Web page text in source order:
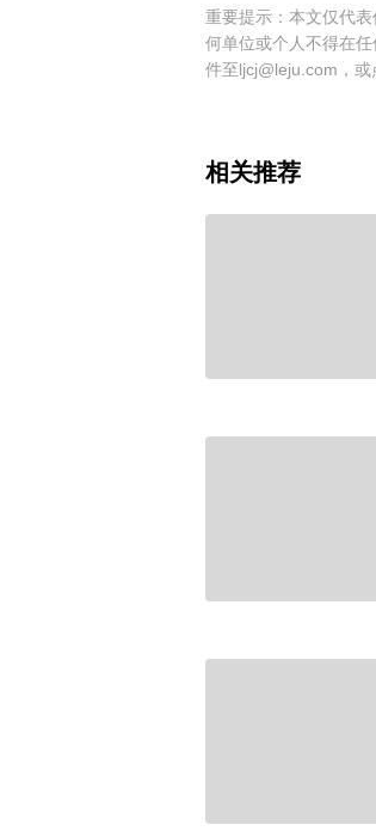
重要提示：本文仅代
何单位或个人不得在
件至ljcj@leju.com，或
相关推荐